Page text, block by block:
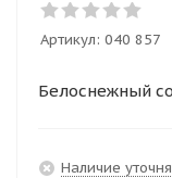
Артикул: 040 857
Белоснежный
Наличие